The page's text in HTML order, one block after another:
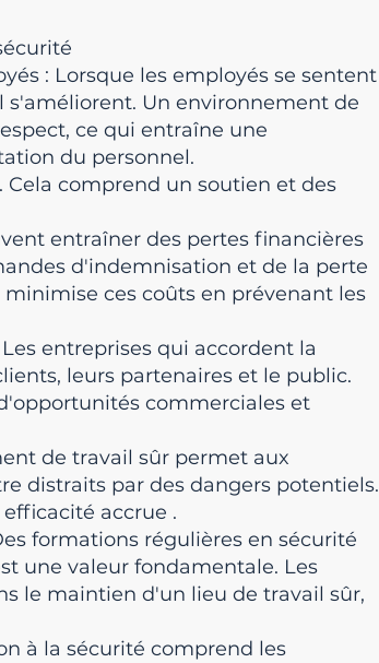
: Lorsque les employés se sentent
Un environnement de
ce qui entraîne une
du personnel.
Cela comprend un soutien et des
entraîner des pertes financières
d'indemnisation et de la perte
ces coûts en prévenant les
Les entreprises qui accordent la
leurs partenaires et le public.
commerciales et
de travail sûr permet aux
distraits par des dangers potentiels.
accrue .
formations régulières en sécurité
une valeur fondamentale. Les
le maintien d'un lieu de travail sûr,
à la sécurité comprend les